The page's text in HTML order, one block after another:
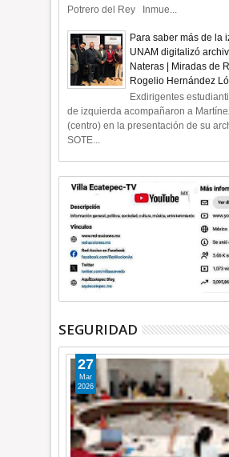
Potrero del Rey Inmue...
Para saber más de la
UNAM digitalizó
Nateras | Miradas de
Rogelio Hernández
Exdirigentes
de izquierda acompañaron a
(centro) en la presentación de su
SOTE...
SEGURIDAD
27
Mar
2026